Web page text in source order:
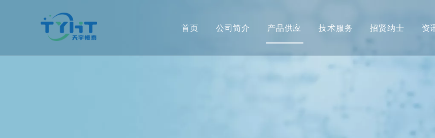
首页 公司简介 产品供应 技术服务 招贤纳士 资